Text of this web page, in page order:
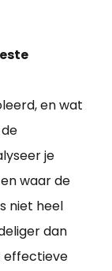
en wat
je
waar de
niet heel
dan
effectieve